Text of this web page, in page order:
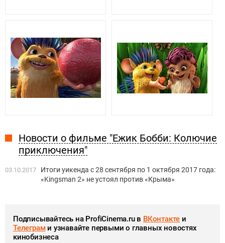
Новости о фильме "Ежик Бобби: Колючие
приключения"
03.10.2017
Итоги уикенда с 28 сентября по 1 октября 2017 года:
«Kingsman 2» не устоял против «Крыма»
Подписывайтесь на ProfiCinema.ru в ВКонтакте и
Телеграми узнавайте первыми о главных новостях
кинобизнеса